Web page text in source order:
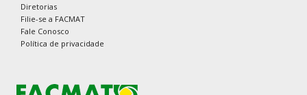
Diretorias
Filie-se a FACMAT
Fale Conosco
Política de privacidade